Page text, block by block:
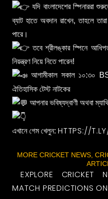
যদি বাংলাদেশের স্পিনাররা
ব্যাট হাতে অবদান রাখেন, তাহলে
পারে।
তবে শ্রীলঙ্কার স্পিনে
নিয়ন্ত্রণ নিয়ে নিতে পারেন!
আগামীকাল সকাল ১০:৩০
ঐতিহাসিক টেস্ট নাটকের
আপনার ভবিষ্যদ্বাণী অথবা
এখানে গেম খেলুন: HTTPS://
MORE CRICKET NEWS,
EXPLORE CRICKET
MATCH PREDICTIONS